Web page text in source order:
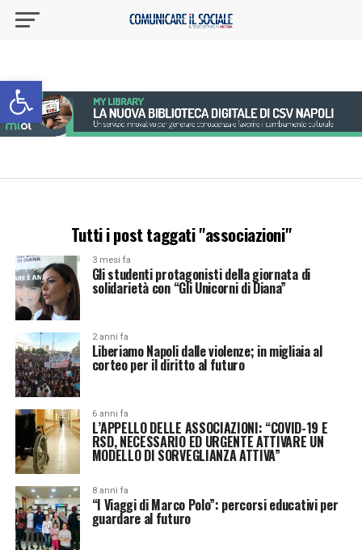
Apri la barra degli strumenti
Tutti i post taggati "associazioni"
3 mesi fa
Gli studenti protagonisti della giornata di
solidarietà con “Gli Unicorni di Diana”
2 anni fa
Liberiamo Napoli dalle violenze; in migliaia al
corteo per il diritto al futuro
6 anni fa
L’APPELLO DELLE ASSOCIAZIONI: “COVID-19 E
RSD, NECESSARIO ED URGENTE ATTIVARE UN
MODELLO DI SORVEGLIANZA ATTIVA”
8 anni fa
“I Viaggi di Marco Polo”: percorsi educativi per
guardare al futuro